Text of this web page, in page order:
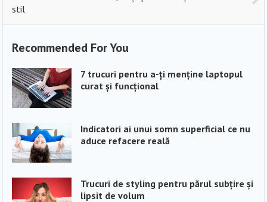
stil
Recommended For You
7 trucuri pentru a-ți menține laptopul
curat și funcțional
Indicatori ai unui somn superficial ce nu
aduce refacere reală
Trucuri de styling pentru părul subțire și
lipsit de volum